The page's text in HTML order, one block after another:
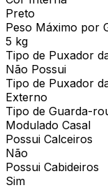
Preto
Peso Máximo por
5 kg
Tipo de Puxador
Não Possui
Tipo de Puxador
Externo
Tipo de Guarda-
Modulado Casal
Possui Calceiros
Não
Possui Cabideiros
Sim